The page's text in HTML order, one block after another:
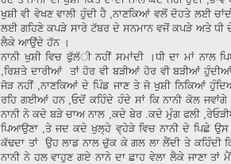
ਖੁਸ਼ੀ ਵੀ ਵੇਖਣ ਵਾਲੀ ਹੁੰਦੀ ਹੈ ,ਨਾਣਕਿਆਂ ਵਲੋਂ ਦੋਹਤੇ ਲਈ
ਲਈ ਗਹਿਣੇ ਕਪੜੇ ਸਾਰੇ ਟੱਬਰ ਦੇ ਸਨਮਾਨ ਵਜੋਂ ਕਪੜੇ ਅਤੇ ਧੀ
ਲੈਕੇ ਆਉਂਦੇ ਹੱਨ ।
ਨਾਨੀ ਖੁਸ਼ੀ ਵਿਚ ਫੁੱਲੱੀ ਨਹੀਂ ਸਮਾਂਦੀ ।ਧੀ ਦਾ ਮਾਂ ਨਾਲ
,ਰਿਸ਼ਤੇ ਦਾਰੀਆਂ ਤਾਂ ਹੋਰ ਵੀ ਬੜੀਆਂ ਹੋਰ ਵੀ ਬੜੀਆਂ
ਜੋੜ ਨਹੀਂ ,ਨਾਣਕਿਆਂ ਦੇ ਪਿੰਡ ਜਾਣ ਤੇ ਜੋ ਖੁਸ਼ੀ ਨਿਕਿਆਂ
ਰਹਿ ਗਈਆਂ ਹਨ ,ਓਦੋਂ ਕਹਿੰਦੇ ਹੰਦੇ ਸਾਂ ਕਿ ਨਾਨੀ ਕੋਲ
ਨਾਨੀ ਨੇ ਕਦੇ ਬੜੇ ਚਾਅ ਨਾਲ ,ਕਦੇ ਬੇਰ .ਕਦੇ ਮੁੰਗ ਫਲੀ
ਪਿਆਉਣਾ ,ਤੇ ਜਦ ਕਦੇ ਖੁਲ੍ਹੇ ਵ੍ਹੇੜੇ ਵਿਚ ਨਾਨੀ ਦੇ ਪਿਛੇ
ਕੱਢਦਾ ਤਾਂ ਉਹ ਲਾਡ ਨਾਲ ਚੁੱਕ ਕੇ ਗਲ ਲਾ ਲੈਂਦੀ ਤੇ ਕਹਿੰਦੀ
ਨਾਨੀ ਨੇ ਹਲ ਵਾਹੁਣ ਗਏ ਨਾਨੇ ਦਾ ਛਾਹ ਵੇਲਾ ਲੈਕੇ ਜਾਣਾ ਤਾਂ